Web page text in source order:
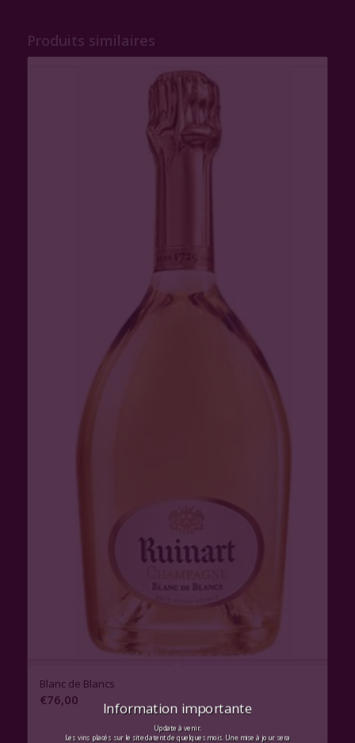
Produits similaires
Blanc de Blancs
€76,00 Information importante
Update à venir.
Les vins placés sur le site datent de quelques mois. Une mise à jour sera